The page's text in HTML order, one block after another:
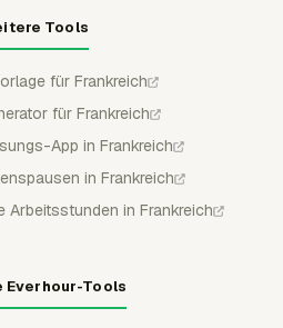
Tools
für Frankreich
für Frankreich
App in Frankreich
in Frankreich
Arbeitsstunden in Frankreich
Everhour-Tools